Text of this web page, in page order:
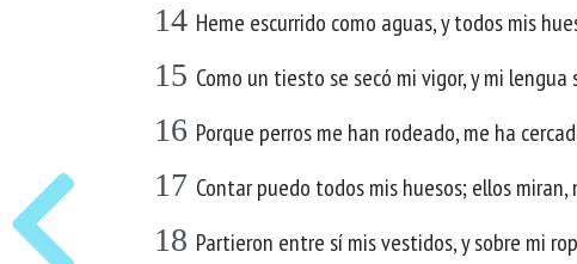
14 Heme escurrido como aguas, y todos mis
15 Como un tiesto se secó mi vigor, y mi
16 Porque perros me han rodeado, me ha
17 Contar puedo todos mis huesos; ellos miran,
18 Partieron entre sí mis vestidos, y sobre mi